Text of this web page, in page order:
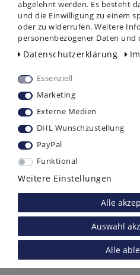
In den Warenkorb
Dusche Ablaufgarnitur
Versandkosten
abgelehnt werden. Es besteht
und die Einwilligung zu einem
oder zu widerrufen. Weitere
personenbezogener Daten und
Daten­schutz­erklärung
Essenziell
Marketing
Externe Medien
DHL Wunschzustellung
PayPal
Funktional
Weitere Einstellungen
Alle
Auswahl
Alle